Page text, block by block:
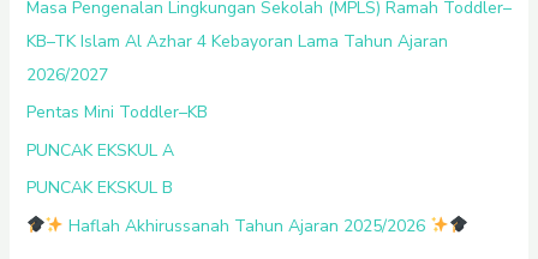
Masa Pengenalan Lingkungan Sekolah (MPLS) Ramah Toddler–
KB–TK Islam Al Azhar 4 Kebayoran Lama Tahun Ajaran
2026/2027
Pentas Mini Toddler–KB
PUNCAK EKSKUL A
PUNCAK EKSKUL B
Haflah Akhirussanah Tahun Ajaran 2025/2026